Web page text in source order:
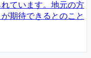
ています。地元の方
期待できるとのこと